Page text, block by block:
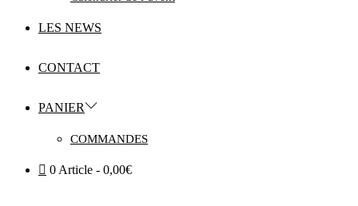
LES NEWS
CONTACT
PANIER
COMMANDES
0 Article 0,00€